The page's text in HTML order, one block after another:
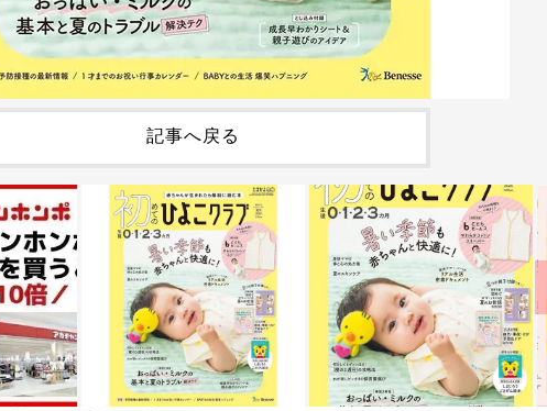
記事へ戻る